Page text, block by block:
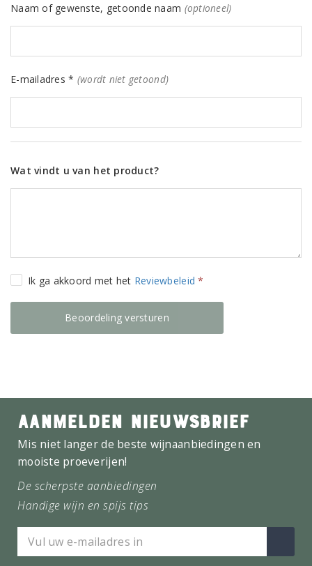
Naam of gewenste, getoonde naam (optioneel)
E-mailadres * (wordt niet getoond)
Wat vindt u van het product?
Ik ga akkoord met het Reviewbeleid *
AANMELDEN NIEUWSBRIEF
Mis niet langer de beste wijnaanbiedingen en
mooiste proeverijen!
De scherpste aanbiedingen
Handige wijn en spijs tips